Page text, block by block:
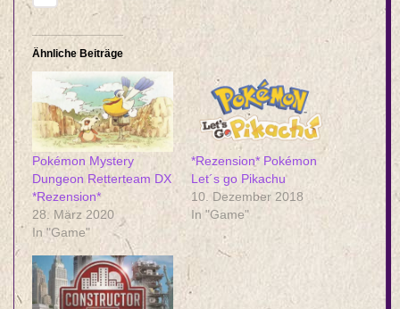
Ähnliche Beiträge
Pokémon Mystery
Dungeon Retterteam DX
*Rezension*
28. März 2020
In "Game"
*Rezension* Pokémon
Let´s go Pikachu
10. Dezember 2018
In "Game"